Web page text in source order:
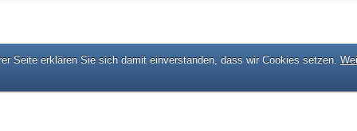
Seite erklären Sie sich damit einverstanden, dass wir Cookies setzen.